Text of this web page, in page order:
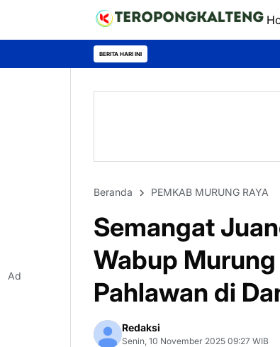
BERITA HARI INI
Beranda PEMKAB MURUNG RAYA
Semangat
Wabup
Pahlawan di
Redaksi
Senin, 10 November 2025 09:27 WIB
Ad